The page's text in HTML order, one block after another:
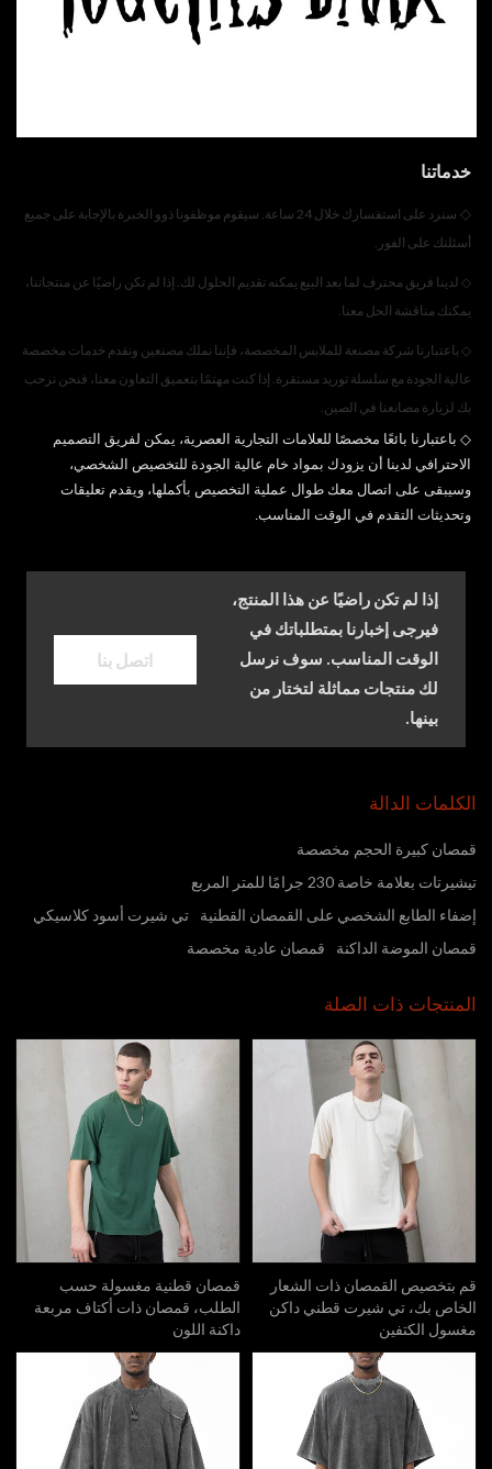
خدماتنا
◇
سنرد على استفسارك خلال 24 ساعة. سيقوم موظفونا ذوو الخبرة بالإجابة على جميع
أسئلتك على الفور.
◇ لدينا فريق محترف لما بعد البيع يمكنه تقديم الحلول لك. إذا لم تكن راضيًا عن منتجاتنا،
يمكنك مناقشة الحل معنا.
◇ باعتبارنا شركة مصنعة للملابس المخصصة، فإننا نملك مصنعين ونقدم خدمات مخصصة
عالية الجودة مع سلسلة توريد مستقرة. إذا كنت مهتمًا بتعميق التعاون معنا، فنحن نرحب
بك لزيارة مصانعنا في الصين.
◇ باعتبارنا بائعًا مخصصًا للعلامات التجارية العصرية، يمكن لفريق التصميم
الاحترافي لدينا أن يزودك بمواد خام عالية الجودة للتخصيص الشخصي،
وسيبقى على اتصال معك طوال عملية التخصيص بأكملها، ويقدم تعليقات
وتحديثات التقدم في الوقت المناسب.
إذا لم تكن راضيًا عن هذا المنتج،
فيرجى إخبارنا بمتطلباتك في
الوقت المناسب. سوف نرسل
لك منتجات مماثلة لتختار من
بينها.
اتصل بنا
الكلمات الدالة
قمصان كبيرة الحجم مخصصة
تيشيرتات بعلامة خاصة 230 جرامًا للمتر المربع
إضفاء الطابع الشخصي على القمصان القطنية
تي شيرت أسود كلاسيكي
قمصان الموضة الداكنة
قمصان عادية مخصصة
المنتجات ذات الصلة
قم بتخصيص القمصان ذات الشعار
الخاص بك، تي شيرت قطني داكن
مغسول الكتفين
قمصان قطنية مغسولة حسب
الطلب، قمصان ذات أكتاف مربعة
داكنة اللون